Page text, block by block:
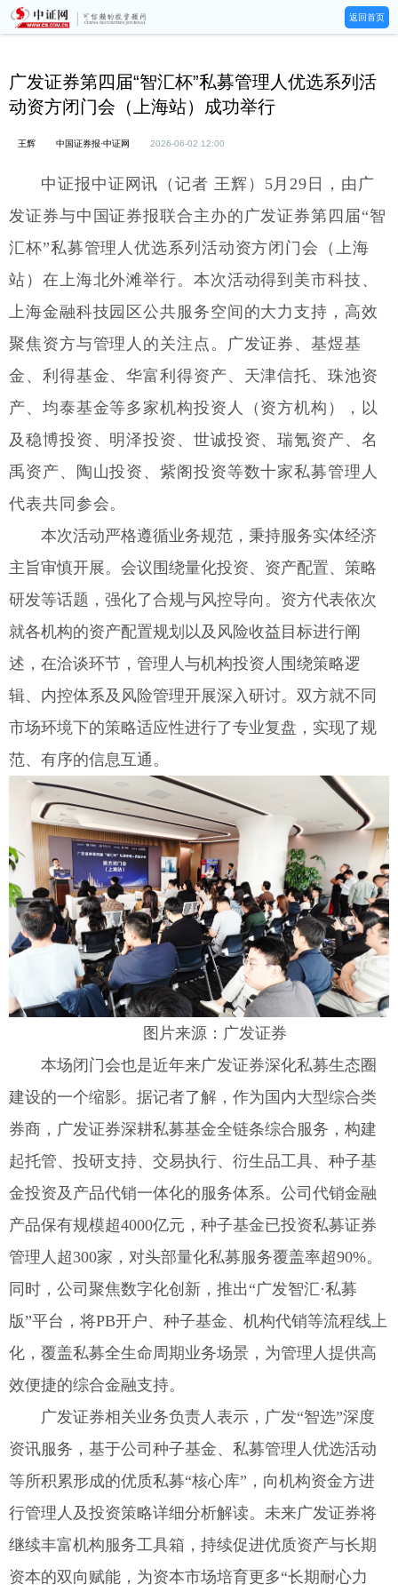
返回首页
广发证券第四届“智汇杯”私募管理人优选系列活
动资方闭门会（上海站）成功举行
王辉 中国证券报·中证网 2026-06-02 12:00
中证报中证网讯（记者 王辉）5月29日，由广
发证券与中国证券报联合主办的广发证券第四届“智
汇杯”私募管理人优选系列活动资方闭门会（上海
站）在上海北外滩举行。本次活动得到美市科技、
上海金融科技园区公共服务空间的大力支持，高效
聚焦资方与管理人的关注点。广发证券、基煜基
金、利得基金、华富利得资产、天津信托、珠池资
产、均泰基金等多家机构投资人（资方机构），以
及稳博投资、明泽投资、世诚投资、瑞氪资产、名
禹资产、陶山投资、紫阁投资等数十家私募管理人
代表共同参会。
本次活动严格遵循业务规范，秉持服务实体经济
主旨审慎开展。会议围绕量化投资、资产配置、策略
研发等话题，强化了合规与风控导向。资方代表依次
就各机构的资产配置规划以及风险收益目标进行阐
述，在洽谈环节，管理人与机构投资人围绕策略逻
辑、内控体系及风险管理开展深入研讨。双方就不同
市场环境下的策略适应性进行了专业复盘，实现了规
范、有序的信息互通。
图片来源：广发证券
本场闭门会也是近年来广发证券深化私募生态圈
建设的一个缩影。据记者了解，作为国内大型综合类
券商，广发证券深耕私募基金全链条综合服务，构建
起托管、投研支持、交易执行、衍生品工具、种子基
金投资及产品代销一体化的服务体系。公司代销金融
产品保有规模超4000亿元，种子基金已投资私募证券
管理人超300家，对头部量化私募服务覆盖率超90%。
同时，公司聚焦数字化创新，推出“广发智汇·私募
版”平台，将PB开户、种子基金、机构代销等流程线上
化，覆盖私募全生命周期业务场景，为管理人提供高
效便捷的综合金融支持。
广发证券相关业务负责人表示，广发“智选”深度
资讯服务，基于公司种子基金、私募管理人优选活动
等所积累形成的优质私募“核心库”，向机构资金方进
行管理人及投资策略详细分析解读。未来广发证券将
继续丰富机构服务工具箱，持续促进优质资产与长期
资本的双向赋能，为资本市场培育更多“长期耐心力